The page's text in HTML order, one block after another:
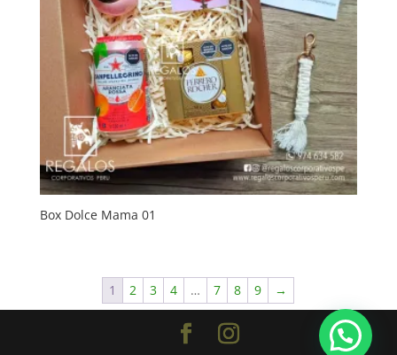
Box Dolce Mama 01
1 2 3 4 … 7 8 9 →